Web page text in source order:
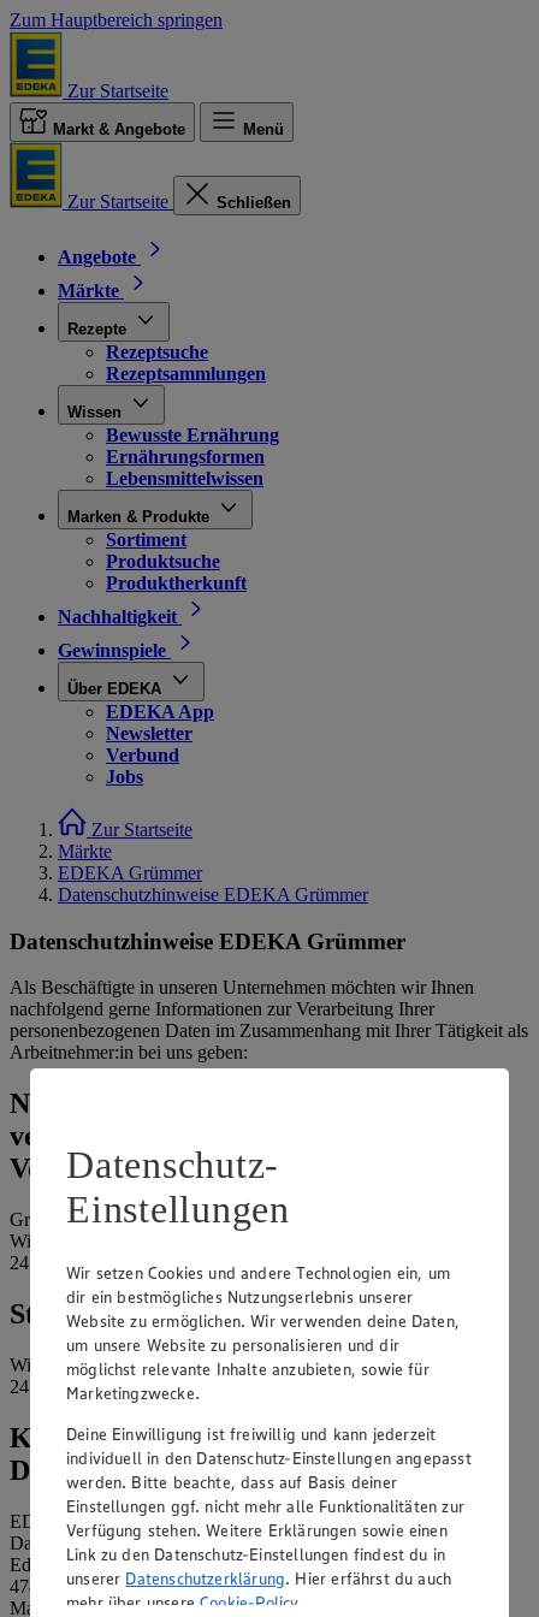
Zum Hauptbereich springen
Zur Startseite
Markt & Angebote Menü
Zur Startseite Schließen
Angebote
Märkte
Rezepte
Rezeptsuche
Rezeptsammlungen
Wissen
Bewusste Ernährung
Ernährungsformen
Lebensmittelwissen
Marken & Produkte
Sortiment
Produktsuche
Produktherkunft
Nachhaltigkeit
Gewinnspiele
Über EDEKA
EDEKA App
Newsletter
Verbund
Jobs
Zur Startseite
Märkte
EDEKA Grümmer
Datenschutzhinweise EDEKA Grümmer
Datenschutzhinweise EDEKA Grümmer
Als Beschäftigte in unseren Unternehmen möchten wir Ihnen
nachfolgend gerne Informationen zur Verarbeitung Ihrer
personenbezogenen Daten im Zusammenhang mit Ihrer Tätigkeit als
Arbeitnehmer:in bei uns geben:
Name und Kontaktdaten der
verantwortlichen Stelle und ggf. deren
Vertretung:
Grümmi Corso GmbH
Wilhelminenstr. 42
24536 Neumünster
Standort des Marktes:
Wilhelminenstr. 42
24536 Neumünster
Kontaktdaten des betrieblichen
Datenschutzbeauftragten:
EDEKA Nordwest Stiftung & Co. KG
Datenschutzbeauftragter
Edekaplatz 1
47445 Moers
Mail:
nw_datenschutz@edeka.de
Datenschutz-
Einstellungen
Wir setzen Cookies und andere Technologien ein, um
dir ein bestmögliches Nutzungserlebnis unserer
Website zu ermöglichen. Wir verwenden deine Daten,
um unsere Website zu personalisieren und dir
möglichst relevante Inhalte anzubieten, sowie für
Marketingzwecke.
Deine Einwilligung ist freiwillig und kann jederzeit
individuell in den Datenschutz-Einstellungen angepasst
werden. Bitte beachte, dass auf Basis deiner
Einstellungen ggf. nicht mehr alle Funktionalitäten zur
Verfügung stehen. Weitere Erklärungen sowie einen
Link zu den Datenschutz-Einstellungen findest du in
unserer Datenschutzerklärung. Hier erfährst du auch
mehr über unsereCookie-Policy.